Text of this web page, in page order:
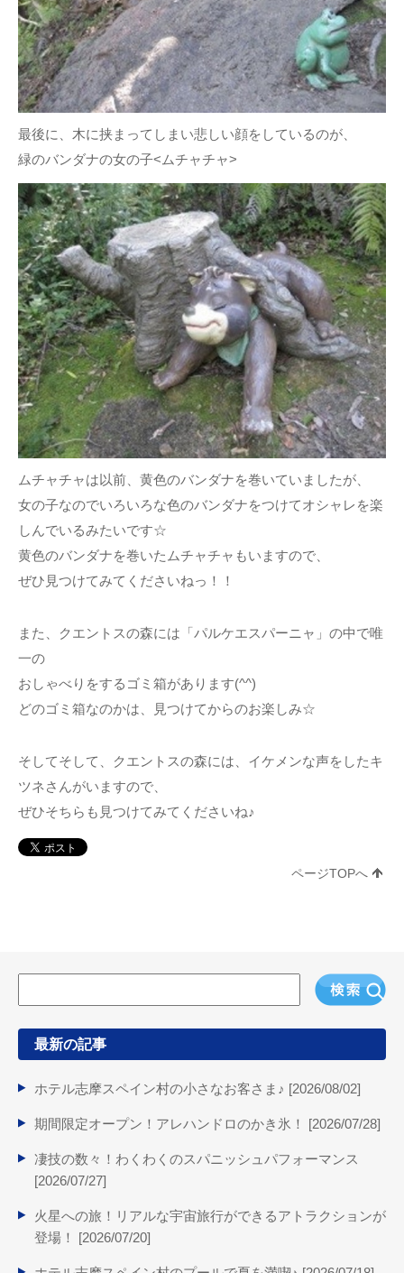
最後に、木に挟まってしまい悲しい顔をしているのが、
緑のバンダナの女の子<ムチャチャ>
ムチャチャは以前、黄色のバンダナを巻いていましたが、
女の子なのでいろいろな色のバンダナをつけてオシャレを楽
しんでいるみたいです☆
黄色のバンダナを巻いたムチャチャもいますので、
ぜひ見つけてみてくださいねっ！！
また、クエントスの森には「パルケエスパーニャ」の中で唯
一の
おしゃべりをするゴミ箱があります(^^)
どのゴミ箱なのかは、見つけてからのお楽しみ☆
そしてそして、クエントスの森には、イケメンな声をしたキ
ツネさんがいますので、
ぜひそちらも見つけてみてくださいね♪
ページTOPへ
最新の記事
ホテル志摩スペイン村の小さなお客さま♪ [2026/08/02]
期間限定オープン！アレハンドロのかき氷！ [2026/07/28]
凄技の数々！わくわくのスパニッシュパフォーマンス
[2026/07/27]
火星への旅！リアルな宇宙旅行ができるアトラクションが
登場！ [2026/07/20]